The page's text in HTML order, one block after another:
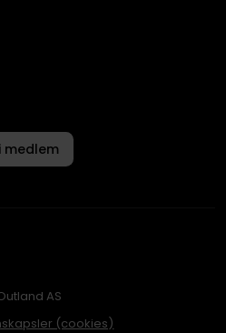
medlem
AS
(cookies)